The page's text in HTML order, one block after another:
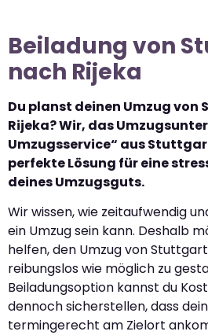
Beiladung von
nach Rijeka
Du planst deinen Umzug
Rijeka? Wir, das
Umzugsservice“ aus
perfekte Lösung für eine
deines Umzugsguts.
Wir wissen, wie zeitaufwendig
ein Umzug sein kann. Deshalb
helfen, den Umzug von
reibungslos wie möglich zu
Beiladungsoption kannst du
dennoch sicherstellen, dass
termingerecht am Zielort